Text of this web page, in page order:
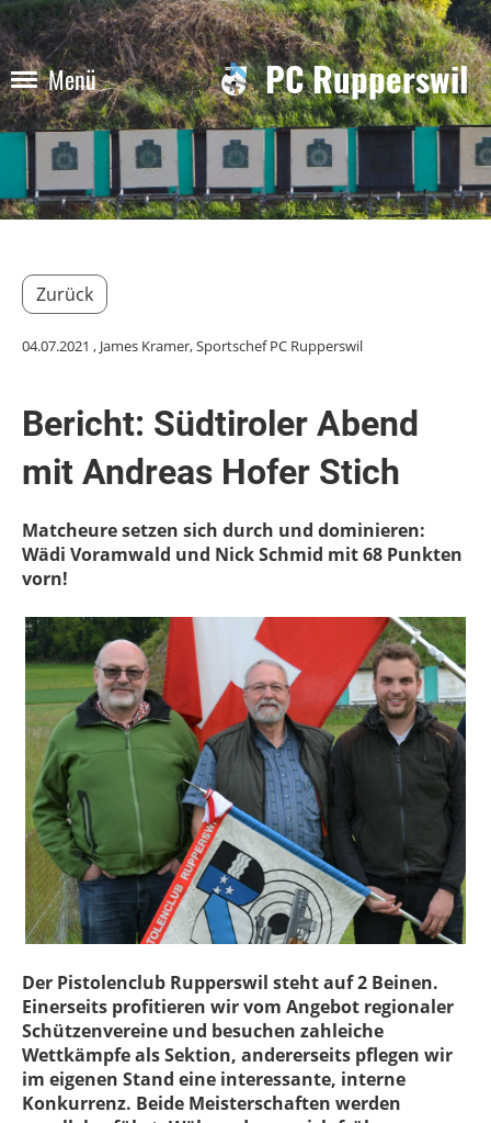
Menü PC Rupperswil
Zurück
04.07.2021 , James Kramer, Sportschef PC Rupperswil
Bericht: Südtiroler Abend
mit Andreas Hofer Stich
Matcheure setzen sich durch und dominieren:
Wädi Voramwald und Nick Schmid mit 68 Punkten
vorn!
Der Pistolenclub Rupperswil steht auf 2 Beinen.
Einerseits profitieren wir vom Angebot regionaler
Schützenvereine und besuchen zahleiche
Wettkämpfe als Sektion, andererseits pflegen wir
im eigenen Stand eine interessante, interne
Konkurrenz. Beide Meisterschaften werden